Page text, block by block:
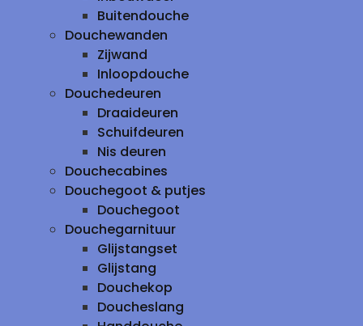
Buitendouche
Douchewanden
Zijwand
Inloopdouche
Douchedeuren
Draaideuren
Schuifdeuren
Nis deuren
Douchecabines
Douchegoot & putjes
Douchegoot
Douchegarnituur
Glijstangset
Glijstang
Douchekop
Doucheslang